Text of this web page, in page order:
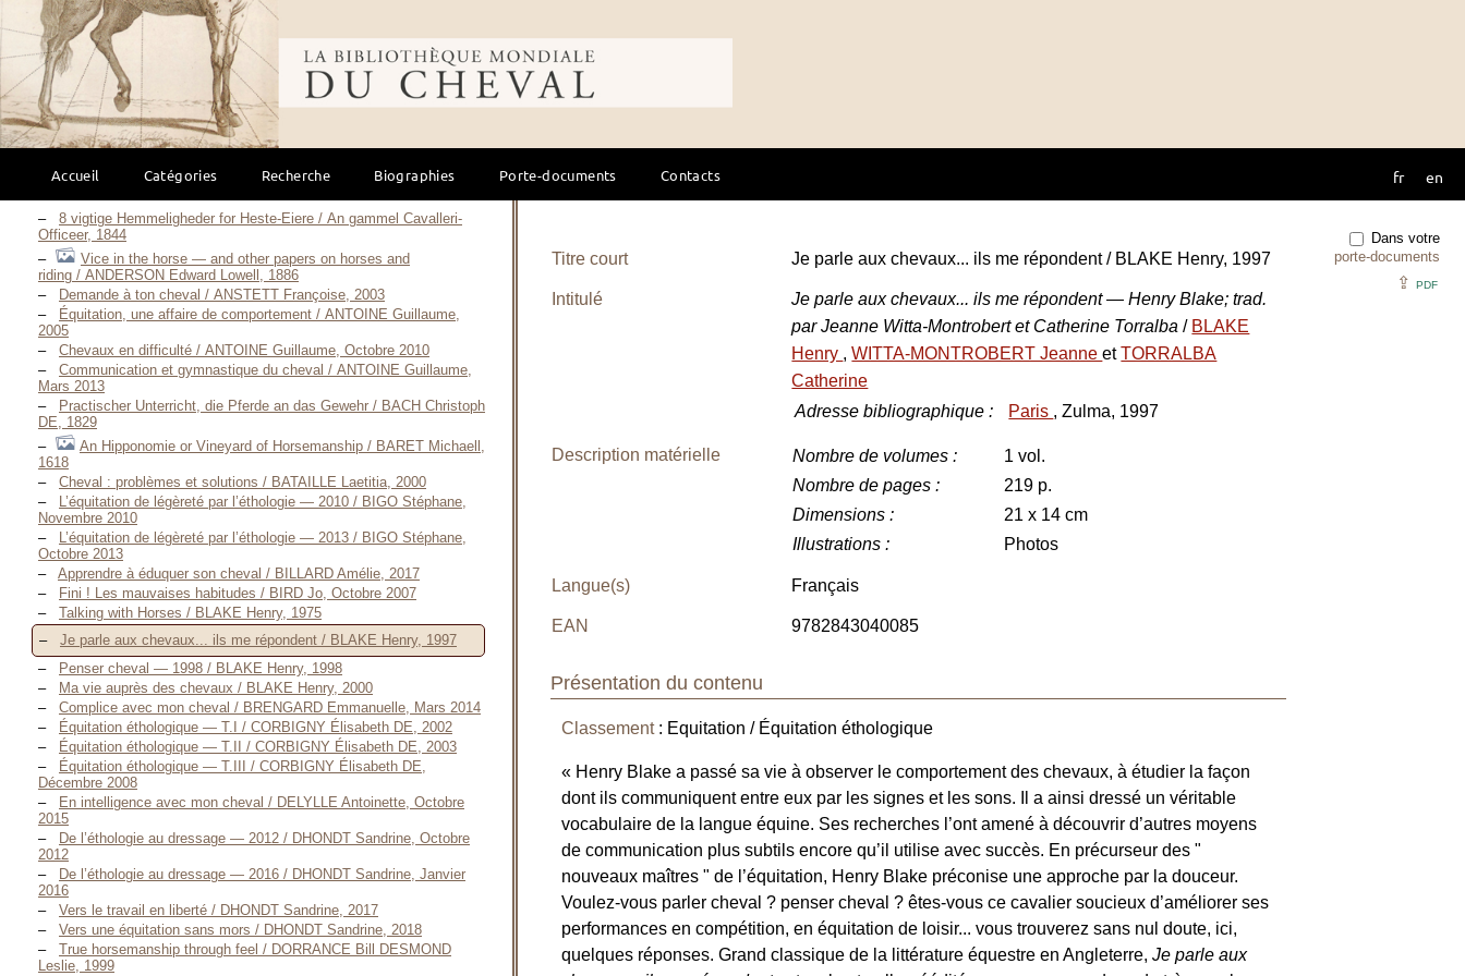
Bibliothèque mondiale du cheval
Accueil Catégories Recherche Biographies Porte-documents Contacts fr en
Description scientifique
Équitation éthologique(85)
8 vigtige Hemmeligheder for Heste-Eiere / An gammel Cavalleri-
Officeer, 1844
Vice in the horse — and other papers on horses and
riding / ANDERSON Edward Lowell, 1886
Demande à ton cheval / ANSTETT Françoise, 2003
Équitation, une affaire de comportement / ANTOINE Guillaume,
2005
Chevaux en difficulté / ANTOINE Guillaume, Octobre 2010
Communication et gymnastique du cheval / ANTOINE Guillaume,
Mars 2013
Practischer Unterricht, die Pferde an das Gewehr / BACH Christoph
DE, 1829
An Hipponomie or Vineyard of Horsemanship / BARET Michaell,
1618
Cheval : problèmes et solutions / BATAILLE Laetitia, 2000
L’équitation de légèreté par l’éthologie — 2010 / BIGO Stéphane,
Novembre 2010
L’équitation de légèreté par l’éthologie — 2013 / BIGO Stéphane,
Octobre 2013
Apprendre à éduquer son cheval / BILLARD Amélie, 2017
Fini ! Les mauvaises habitudes / BIRD Jo, Octobre 2007
Talking with Horses / BLAKE Henry, 1975
Je parle aux chevaux... ils me répondent / BLAKE Henry, 1997
Penser cheval — 1998 / BLAKE Henry, 1998
Ma vie auprès des chevaux / BLAKE Henry, 2000
Complice avec mon cheval / BRENGARD Emmanuelle, Mars 2014
Équitation éthologique — T.I / CORBIGNY Élisabeth DE, 2002
Équitation éthologique — T.II / CORBIGNY Élisabeth DE, 2003
Équitation éthologique — T.III / CORBIGNY Élisabeth DE,
Décembre 2008
En intelligence avec mon cheval / DELYLLE Antoinette, Octobre
2015
De l’éthologie au dressage — 2012 / DHONDT Sandrine, Octobre
2012
De l’éthologie au dressage — 2016 / DHONDT Sandrine, Janvier
2016
Vers le travail en liberté / DHONDT Sandrine, 2017
Vers une équitation sans mors / DHONDT Sandrine, 2018
True horsemanship through feel / DORRANCE Bill DESMOND
Leslie, 1999
Dans votre
porte-documents
⇪ PDF
Titre court Je parle aux chevaux... ils me répondent / BLAKE Henry, 1997
Intitulé
Je parle aux chevaux... ils me répondent — Henry Blake; trad.
par Jeanne Witta-Montrobert et Catherine Torralba/ BLAKE
Henry ,WITTA-MONTROBERT JeanneetTORRALBA
Catherine
Adresse bibliographique : Paris , Zulma, 1997
Description matérielle Nombre de volumes :
1 vol.
Nombre de pages :
219 p.
Dimensions :
21 x 14 cm
Illustrations : Photos
Langue(s) Français
EAN 9782843040085
Présentation du contenu
Classement: Equitation / Équitation éthologique
« Henry Blake a passé sa vie à observer le comportement des chevaux, à étudier la façon
dont ils communiquent entre eux par les signes et les sons. Il a ainsi dressé un véritable
vocabulaire de la langue équine. Ses recherches l’ont amené à découvrir d’autres moyens
de communication plus subtils encore qu’il utilise avec succès. En précurseur des "
nouveaux maîtres " de l’équitation, Henry Blake préconise une approche par la douceur.
Voulez-vous parler cheval ? penser cheval ? êtes-vous ce cavalier soucieux d’améliorer ses
performances en compétition, en équitation de loisir... vous trouverez sans nul doute, ici,
quelques réponses. Grand classique de la littérature équestre en Angleterre,Je parle aux